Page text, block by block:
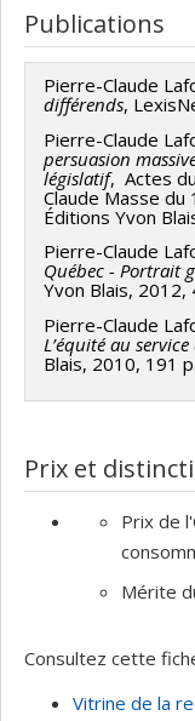
Nicolas Vermeys
Pierre Claude
David Lefrançois
,
Georges Azzaria
Catherine Rossi ,
Angela Campbell,
Roberge,
Dalia Gesualdi-
Stéphanie
Ziane ,Moktar
Gustavo Vieira
Sauvageau ,
Co-chercheurs :
Marc André Éthier
Nicolas Vermeys
Catherine Régis,
,Sophie Morin ,
,David Lefrançois
Shauna Van Praagh
Decio Coviello ,
Demers,
Moktar Lamari,
Vieira Velloso,
Azzaria,Colette
Maryse
Sauvageau,
Véronique Fortin ,
Julie Paquin,
Sources de
d'information
Programmes de
Publications
Pierre-Claude
différends,
Pierre-Claude
persuasion
législatif, Actes
Claude Masse
Éditions Yvon
Pierre-Claude
Québec - Portrait
Yvon Blais, 2012,
Pierre-Claude
L’équité au
Blais, 2010, 191 p.
Prix et
Prix de
Mérite
Consultez cette
Vitrine de la